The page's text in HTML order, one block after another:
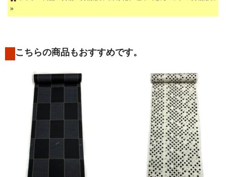
»
こちらの商品もおすすめです。